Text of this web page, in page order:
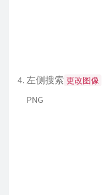
左侧搜索 更改图像
PNG